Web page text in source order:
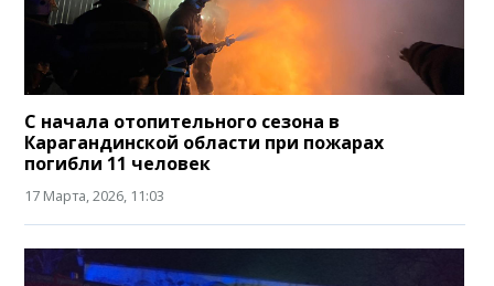
С начала отопительного сезона в
Карагандинской области при пожарах
погибли 11 человек
17 Марта, 2026, 11:03